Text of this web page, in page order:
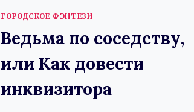
ГОРОДСКОЕ ФЭНТЕЗИ
Ведьма по соседству,
или Как довести
инквизитора